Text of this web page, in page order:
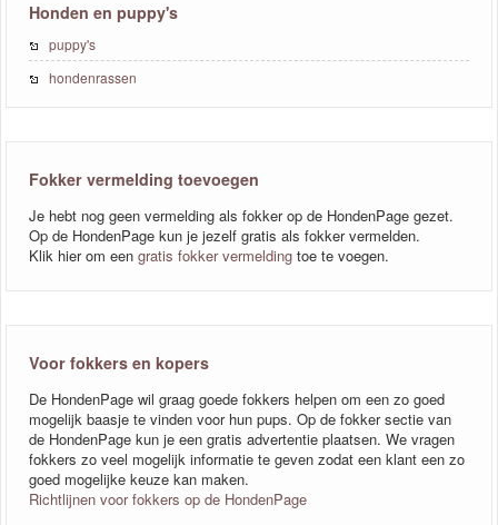
Honden en puppy's
puppy's
hondenrassen
Fokker vermelding toevoegen
Je hebt nog geen vermelding als fokker op de HondenPage gezet.
Op de HondenPage kun je jezelf gratis als fokker vermelden.
Klik hier om een gratis fokker vermelding toe te voegen.
Voor fokkers en kopers
De HondenPage wil graag goede fokkers helpen om een zo goed
mogelijk baasje te vinden voor hun pups. Op de fokker sectie van
de HondenPage kun je een gratis advertentie plaatsen. We vragen
fokkers zo veel mogelijk informatie te geven zodat een klant een zo
goed mogelijke keuze kan maken.
Richtlijnen voor fokkers op de HondenPage